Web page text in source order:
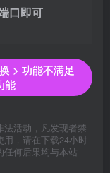
口即可
> 功能不满足
能
法活动，凡发现者禁
，请在下载24小时
任何后果均与本站